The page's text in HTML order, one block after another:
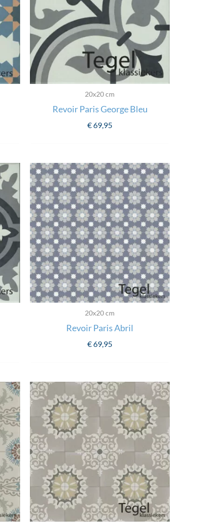
20x20 cm
Revoir Paris George Bleu
€69,95
20x20 cm
Revoir Paris Abril
€69,95